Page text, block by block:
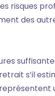
risques
des
s’il